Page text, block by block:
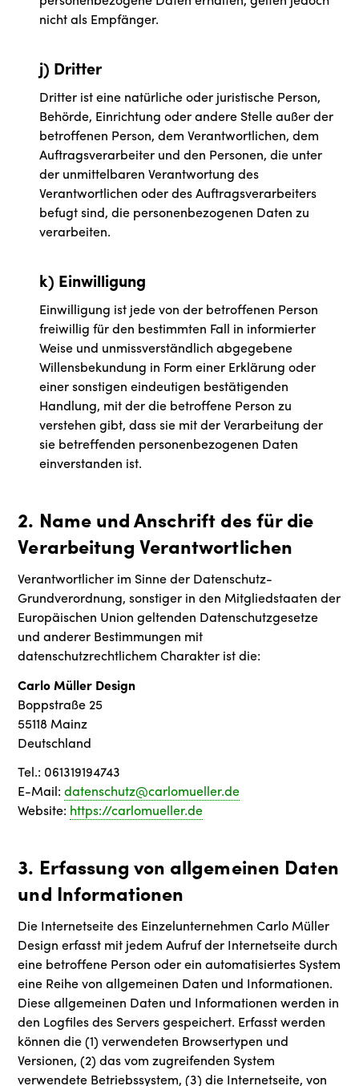
nicht als Empfänger.
j) Dritter
Dritter ist eine natürliche oder juristische Person,
Behörde, Einrichtung oder andere Stelle außer der
betroffenen Person, dem Verantwortlichen, dem
Auftragsverarbeiter und den Personen, die unter
der unmittelbaren Verantwortung des
Verantwortlichen oder des Auftragsverarbeiters
befugt sind, die personenbezogenen Daten zu
verarbeiten.
k) Einwilligung
Einwilligung ist jede von der betroffenen Person
freiwillig für den bestimmten Fall in informierter
Weise und unmissverständlich abgegebene
Willensbekundung in Form einer Erklärung oder
einer sonstigen eindeutigen bestätigenden
Handlung, mit der die betroffene Person zu
verstehen gibt, dass sie mit der Verarbeitung der
sie betreffenden personenbezogenen Daten
einverstanden ist.
2. Name und Anschrift des für die
Verarbeitung Verantwortlichen
Verantwortlicher im Sinne der Datenschutz-
Grundverordnung, sonstiger in den Mitgliedstaaten der
Europäischen Union geltenden Datenschutzgesetze
und anderer Bestimmungen mit
datenschutzrechtlichem Charakter ist die:
Carlo Müller Design
Boppstraße 25
55118 Mainz
Deutschland
Tel.: 061319194743
E-Mail:datenschutz@carlomueller.de
Website: https://carlomueller.de
3. Erfassung von allgemeinen Daten
und Informationen
Die Internetseite des Einzelunternehmen Carlo Müller
Design erfasst mit jedem Aufruf der Internetseite durch
eine betroffene Person oder ein automatisiertes System
eine Reihe von allgemeinen Daten und Informationen.
Diese allgemeinen Daten und Informationen werden in
den Logfiles des Servers gespeichert. Erfasst werden
können die (1) verwendeten Browsertypen und
Versionen, (2) das vom zugreifenden System
verwendete Betriebssystem, (3) die Internetseite, von